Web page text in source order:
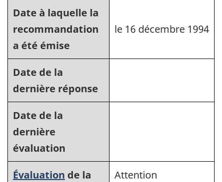
Date à laquelle la
recommandation
a été émise
le 16 décembre 1994
Date de la
dernière réponse
Date de la
dernière
évaluation
Évaluation de la
Attention